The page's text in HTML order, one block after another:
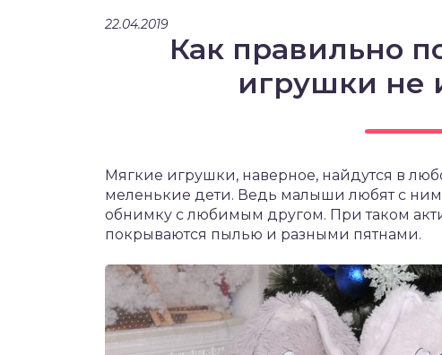
22.04.2019
Как правильно
игрушки не
Мягкие игрушки, наверное, найдутся в
меленькие дети. Ведь малыши любят с
обнимку с любимым другом. При таком
покрываются пылью и разными пятнами.